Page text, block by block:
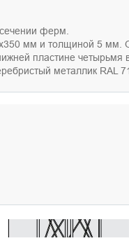
ферм.
мм и толщиной 5 мм.
ей пластине четырьмя
ребристый металлик RAL